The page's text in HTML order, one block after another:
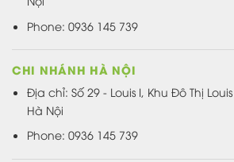
Phone: 0936 145 739
CHI NHÁNH HÀ NỘI
Địa chỉ: Số 29 - Louis I, Khu Đô Thị
Hà Nội
Phone: 0936 145 739